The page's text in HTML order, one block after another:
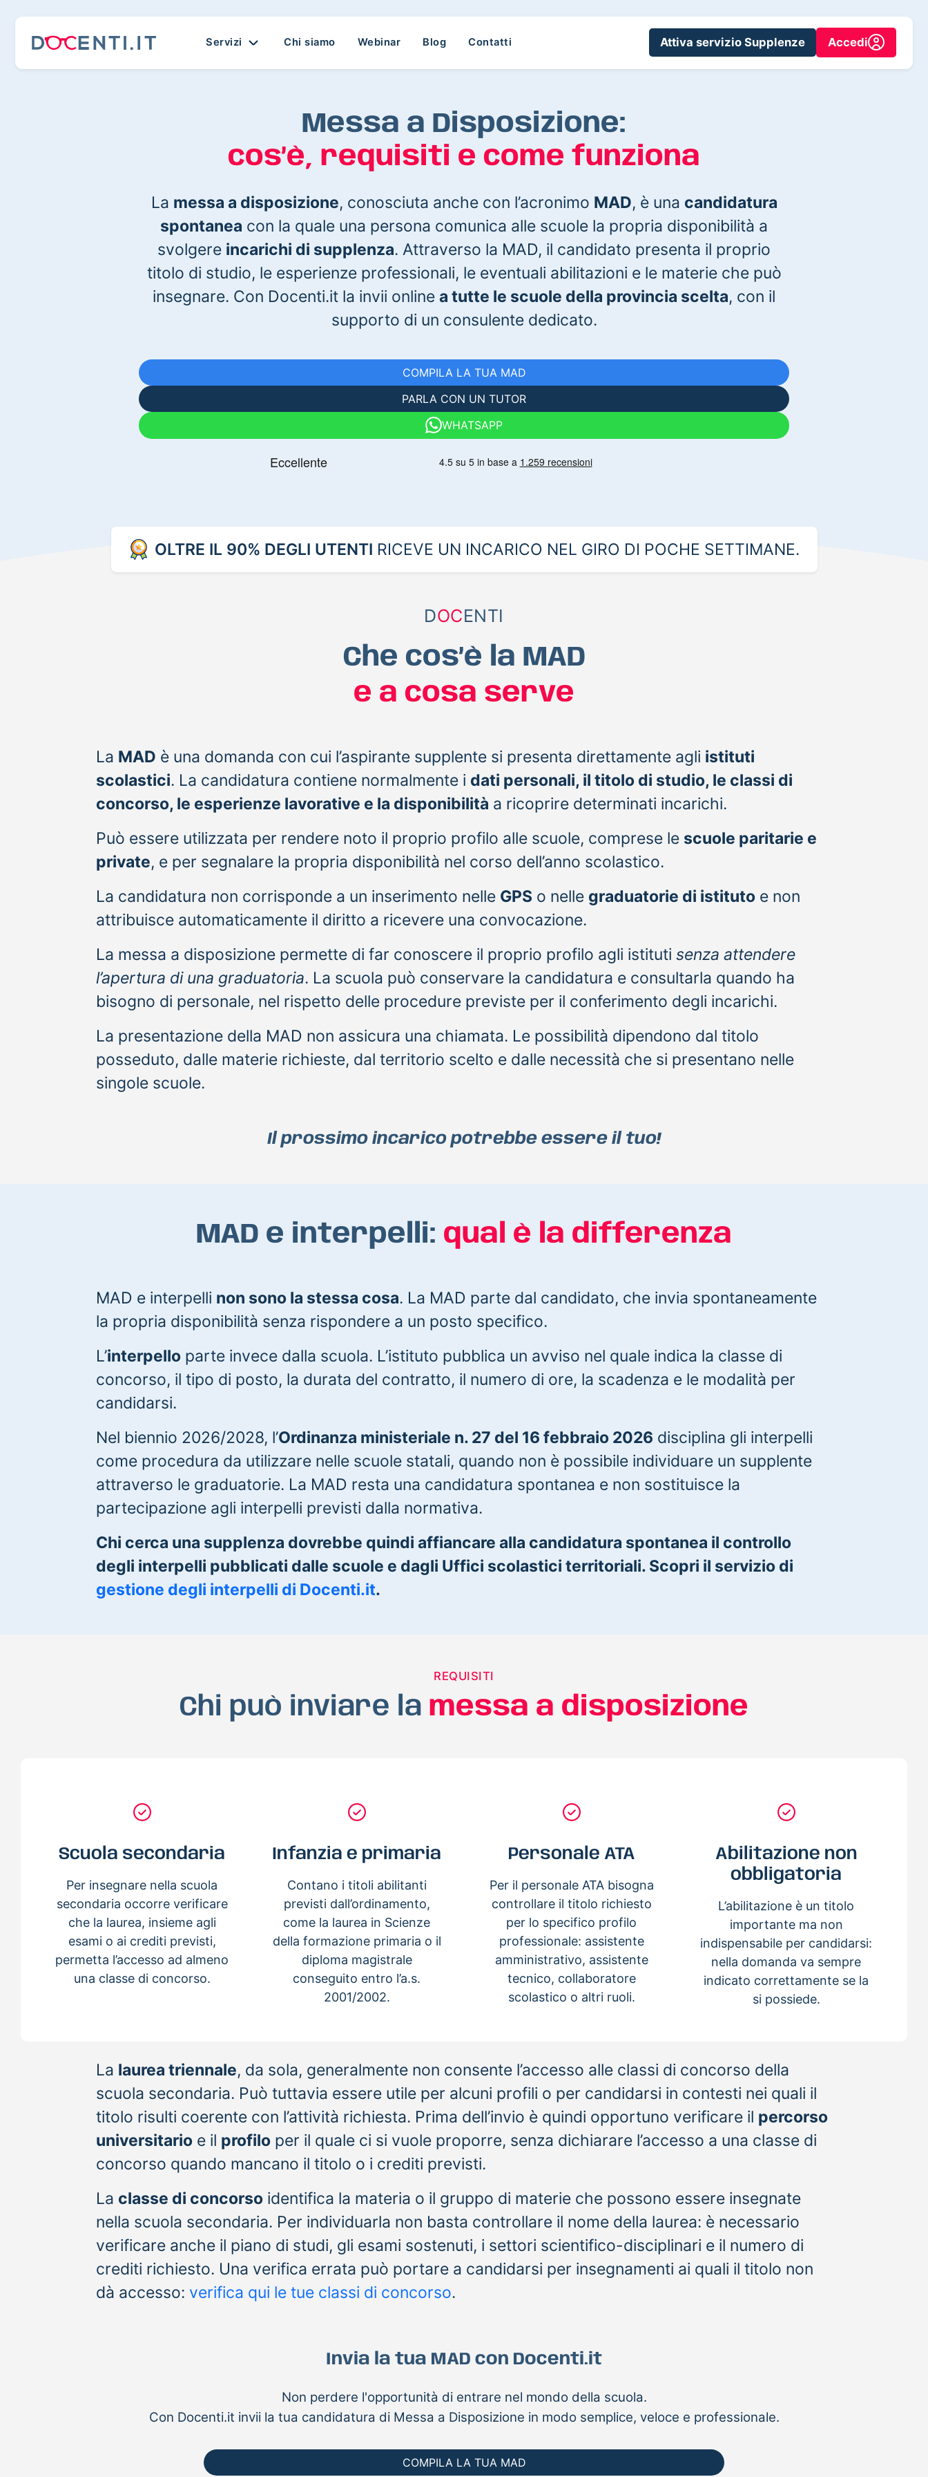
Servizi Chi siamo Webinar Blog Contatti Attiva servizio Supplenze Accedi
Messa a Disposizione:
cos’è, requisiti e come funziona
La messa a disposizione, conosciuta anche con l’acronimo MAD, è una candidatura
spontanea con la quale una persona comunica alle scuole la propria disponibilità a
svolgere incarichi di supplenza. Attraverso la MAD, il candidato presenta il proprio
titolo di studio, le esperienze professionali, le eventuali abilitazioni e le materie che può
insegnare. Con Docenti.it la invii online a tutte le scuole della provincia scelta, con il
supporto di un consulente dedicato.
COMPILA LA TUA MAD
PARLA CON UN TUTOR
WHATSAPP
OLTRE IL 90% DEGLI UTENTI RICEVE UN INCARICO NEL GIRO DI POCHE SETTIMANE.
DOCENTI
Che cos’è la MAD
e a cosa serve
La MAD è una domanda con cui l’aspirante supplente si presenta direttamente agli istituti
scolastici. La candidatura contiene normalmente i dati personali, il titolo di studio, le classi di
concorso, le esperienze lavorative e la disponibilità a ricoprire determinati incarichi.
Può essere utilizzata per rendere noto il proprio profilo alle scuole, comprese le scuole paritarie e
private, e per segnalare la propria disponibilità nel corso dell’anno scolastico.
La candidatura non corrisponde a un inserimento nelle GPS o nelle graduatorie di istituto e non
attribuisce automaticamente il diritto a ricevere una convocazione.
La messa a disposizione permette di far conoscere il proprio profilo agli istituti senza attendere
l’apertura di una graduatoria. La scuola può conservare la candidatura e consultarla quando ha
bisogno di personale, nel rispetto delle procedure previste per il conferimento degli incarichi.
La presentazione della MAD non assicura una chiamata. Le possibilità dipendono dal titolo
posseduto, dalle materie richieste, dal territorio scelto e dalle necessità che si presentano nelle
singole scuole.
Il prossimo incarico potrebbe essere il tuo!
MAD e interpelli: qual è la differenza
MAD e interpelli non sono la stessa cosa. La MAD parte dal candidato, che invia spontaneamente
la propria disponibilità senza rispondere a un posto specifico.
L’interpello parte invece dalla scuola. L’istituto pubblica un avviso nel quale indica la classe di
concorso, il tipo di posto, la durata del contratto, il numero di ore, la scadenza e le modalità per
candidarsi.
Nel biennio 2026/2028, l’Ordinanza ministeriale n. 27 del 16 febbraio 2026 disciplina gli interpelli
come procedura da utilizzare nelle scuole statali, quando non è possibile individuare un supplente
attraverso le graduatorie. La MAD resta una candidatura spontanea e non sostituisce la
partecipazione agli interpelli previsti dalla normativa.
Chi cerca una supplenza dovrebbe quindi affiancare alla candidatura spontanea il controllo
degli interpelli pubblicati dalle scuole e dagli Uffici scolastici territoriali. Scopri il servizio di
gestione degli interpelli di Docenti.it.
REQUISITI
Chi può inviare la messa a disposizione
Scuola secondaria
Per insegnare nella scuola
secondaria occorre verificare
che la laurea, insieme agli
esami o ai crediti previsti,
permetta l’accesso ad almeno
una classe di concorso.
Infanzia e primaria
Contano i titoli abilitanti
previsti dall’ordinamento,
come la laurea in Scienze
della formazione primaria o il
diploma magistrale
conseguito entro l’a.s.
2001/2002.
Personale ATA
Per il personale ATA bisogna
controllare il titolo richiesto
per lo specifico profilo
professionale: assistente
amministrativo, assistente
tecnico, collaboratore
scolastico o altri ruoli.
Abilitazione non
obbligatoria
L’abilitazione è un titolo
importante ma non
indispensabile per candidarsi:
nella domanda va sempre
indicato correttamente se la
si possiede.
La laurea triennale, da sola, generalmente non consente l’accesso alle classi di concorso della
scuola secondaria. Può tuttavia essere utile per alcuni profili o per candidarsi in contesti nei quali il
titolo risulti coerente con l’attività richiesta. Prima dell’invio è quindi opportuno verificare il percorso
universitario e il profilo per il quale ci si vuole proporre, senza dichiarare l’accesso a una classe di
concorso quando mancano il titolo o i crediti previsti.
La classe di concorso identifica la materia o il gruppo di materie che possono essere insegnate
nella scuola secondaria. Per individuarla non basta controllare il nome della laurea: è necessario
verificare anche il piano di studi, gli esami sostenuti, i settori scientifico-disciplinari e il numero di
crediti richiesto. Una verifica errata può portare a candidarsi per insegnamenti ai quali il titolo non
dà accesso: verifica qui le tue classi di concorso.
Invia la tua MAD con Docenti.it
Non perdere l'opportunità di entrare nel mondo della scuola.
Con Docenti.it invii la tua candidatura di Messa a Disposizione in modo semplice, veloce e professionale.
COMPILA LA TUA MAD